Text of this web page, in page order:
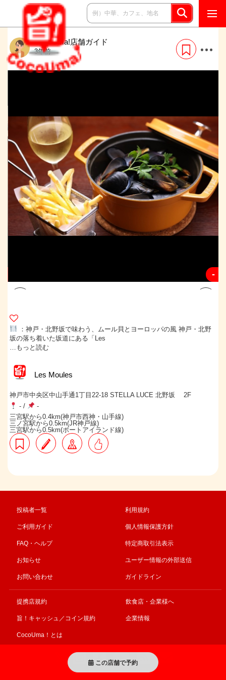
CocoUma!店舗ガイド
3年前
この店舗で予約
-
：神戸・北野坂で味わう、ムール貝とヨーロッパの風 神戸・北野
坂の落ち着いた坂道にある「Les
…もっと読む
Les Moules
神戸市中央区中山手通1丁目22-18 STELLA LUCE 北野坂 2F
-/
-
三宮駅から0.4km(神戸市西神・山手線)
三ノ宮駅から0.5km(JR神戸線)
三宮駅から0.5km(ポートアイランド線)
投稿者一覧
ご利用ガイド
FAQ・ヘルプ
お知らせ
お問い合わせ
利用規約
個人情報保護方針
特定商取引法表示
ユーザー情報の外部送信
ガイドライン
提携店規約
旨！キャッシュ／コイン規約
CocoUma！とは
飲食店・企業様へ
企業情報
© CocoUma! All right Reserved 事業再構築補助金により作成